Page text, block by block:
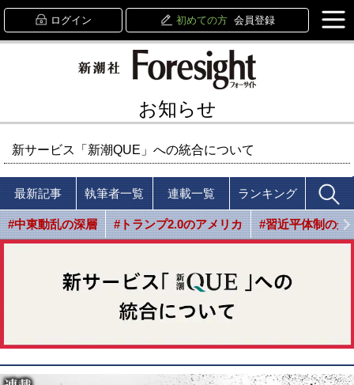
ログイン 初めての方 会員登録
お知らせ
新サービス「新潮QUE」への統合について
最新記事 執筆者一覧 連載一覧 ランキング
#中東動乱の深層 #トランプ2.0のアメリカ #習近平体制の光